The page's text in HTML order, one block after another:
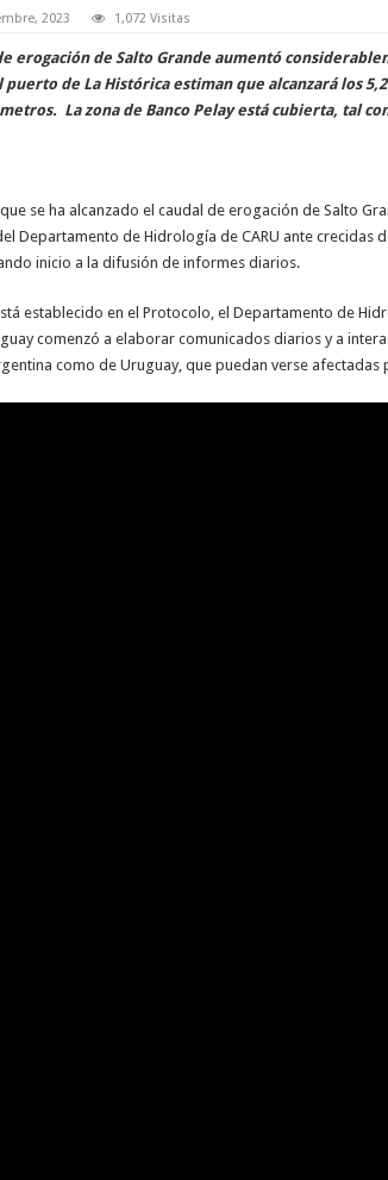
2023 1,072 Visitas
erogación de Salto Grande aumentó
puerto de La Histórica estiman que alcanzará los
La zona de Banco Pelay está cubierta, tal
que se ha alcanzado el caudal de erogación de Salto
Departamento de Hidrología de CARU ante crecidas
inicio a la difusión de informes diarios.
establecido en el Protocolo, el Departamento de
comenzó a elaborar comunicados diarios y a
como de Uruguay, que puedan verse afectadas